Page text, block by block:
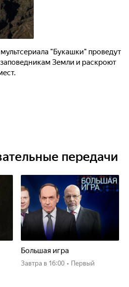
"Букашки" проведут
Земли и раскроют
передачи
Большая игра
Завтра в 16:00 • Первый